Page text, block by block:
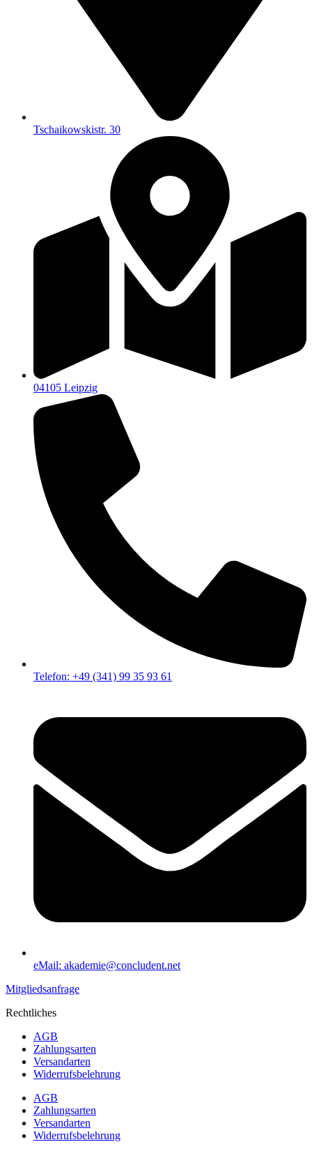
Tschaikowskistr. 30
04105 Leipzig
Telefon: +49 (341) 99 35 93 61
eMail: akademie@concludent.net
Mitgliedsanfrage
Rechtliches
AGB
Zahlungsarten
Versandarten
Widerrufsbelehrung
AGB
Zahlungsarten
Versandarten
Widerrufsbelehrung